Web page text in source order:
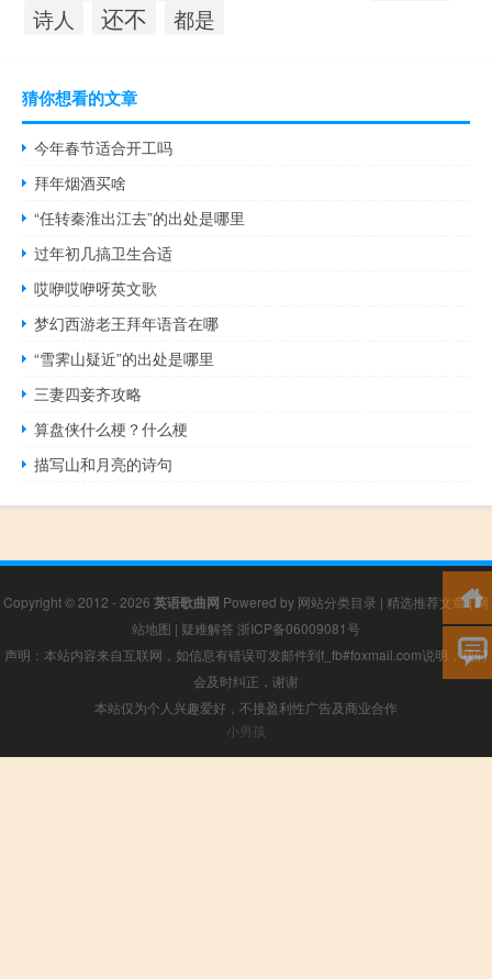
诗人 还不 都是
猜你想看的文章
今年春节适合开工吗
拜年烟酒买啥
“任转秦淮出江去”的出处是哪里
过年初几搞卫生合适
哎咿哎咿呀英文歌
梦幻西游老王拜年语音在哪
“雪霁山疑近”的出处是哪里
三妻四妾齐攻略
算盘侠什么梗？什么梗
描写山和月亮的诗句
Copyright © 2012 - 2026 英语歌曲网 Powered by 网站分类目录 | 精选推荐文章 |网
站地图 | 疑难解答 浙ICP备06009081号
声明：本站内容来自互联网，如信息有错误可发邮件到f_fb#foxmail.com说明，我们
会及时纠正，谢谢
本站仅为个人兴趣爱好，不接盈利性广告及商业合作
小男孩